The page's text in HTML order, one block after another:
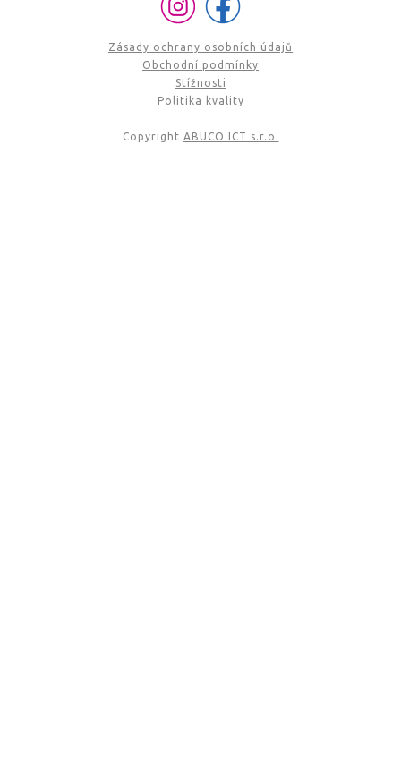
Zásady ochrany osobních údajů
Obchodní podmínky
Stížnosti
Politika kvality
Copyright ABUCO ICT s.r.o.